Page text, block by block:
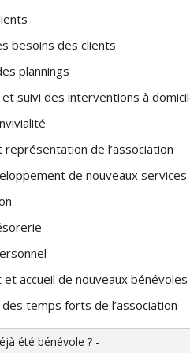
besoins des clients
plannings
suivi des interventions à
de l’association
de nouveaux services
accueil de nouveaux bénévoles
temps forts de l’association
été bénévole ?